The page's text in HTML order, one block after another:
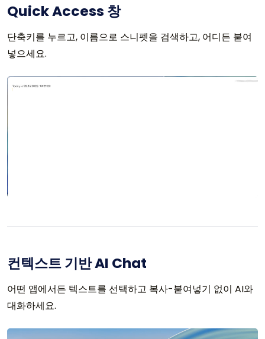
Quick Access 창
단축키를 누르고, 이름으로 스니펫을 검색하고, 어디든 붙여
넣으세요.
컨텍스트 기반 AI Chat
어떤 앱에서든 텍스트를 선택하고 복사-붙여넣기 없이 AI와
대화하세요.